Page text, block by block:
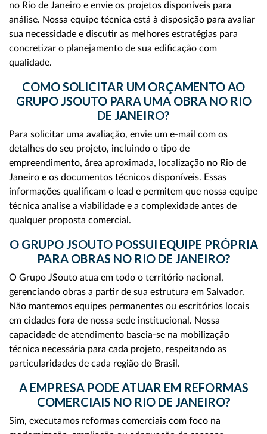
no Rio de Janeiro e envie os projetos disponíveis para
análise. Nossa equipe técnica está à disposição para avaliar
sua necessidade e discutir as melhores estratégias para
concretizar o planejamento de sua edificação com
qualidade.
COMO SOLICITAR UM ORÇAMENTO AO
GRUPO JSOUTO PARA UMA OBRA NO RIO
DE JANEIRO?
Para solicitar uma avaliação, envie um e-mail com os
detalhes do seu projeto, incluindo o tipo de
empreendimento, área aproximada, localização no Rio de
Janeiro e os documentos técnicos disponíveis. Essas
informações qualificam o lead e permitem que nossa equipe
técnica analise a viabilidade e a complexidade antes de
qualquer proposta comercial.
O GRUPO JSOUTO POSSUI EQUIPE PRÓPRIA
PARA OBRAS NO RIO DE JANEIRO?
O Grupo JSouto atua em todo o território nacional,
gerenciando obras a partir de sua estrutura em Salvador.
Não mantemos equipes permanentes ou escritórios locais
em cidades fora de nossa sede institucional. Nossa
capacidade de atendimento baseia-se na mobilização
técnica necessária para cada projeto, respeitando as
particularidades de cada região do Brasil.
A EMPRESA PODE ATUAR EM REFORMAS
COMERCIAIS NO RIO DE JANEIRO?
Sim, executamos reformas comerciais com foco na